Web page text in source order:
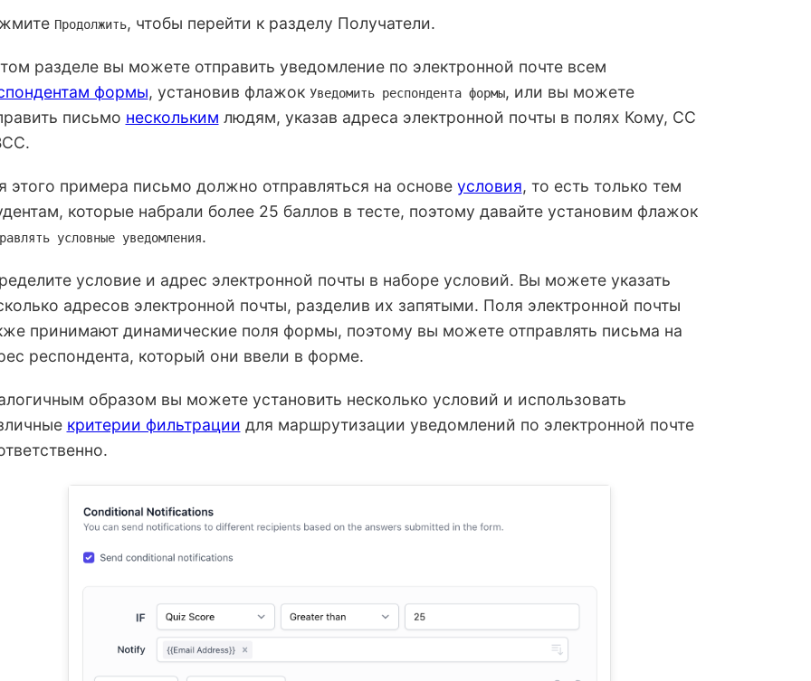
Продолжить, чтобы перейти к разделу Получатели.
разделе вы можете отправить уведомление по электронной почте всем
формы, установив флажок Уведомить респондента формы, или вы можете
письмо нескольким людям, указав адреса электронной почты в полях Кому, CC
этого примера письмо должно отправляться на основе условия, то есть только тем
которые набрали более 25 баллов в тесте, поэтому давайте установим флажок
условные уведомления.
условие и адрес электронной почты в наборе условий. Вы можете указать
адресов электронной почты, разделив их запятыми. Поля электронной почты
принимают динамические поля формы, поэтому вы можете отправлять письма на
респондента, который они ввели в форме.
образом вы можете установить несколько условий и использовать
критерии фильтрации для маршрутизации уведомлений по электронной почте